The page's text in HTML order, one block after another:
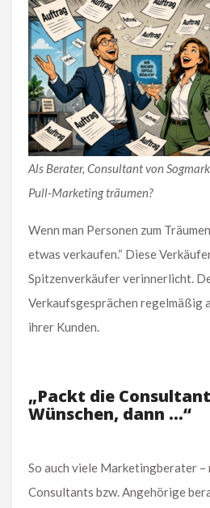
Als Berater, Consultant von
Pull-Marketing träumen?
Wenn man Personen zum
etwas verkaufen.“ Diese
Spitzenverkäufer verinnerlicht.
Verkaufsgesprächen regelmäßig
ihrer Kunden.
„Packt die
Wünschen, dann …“
So auch viele Marketingberater
Consultants bzw. Angehörige